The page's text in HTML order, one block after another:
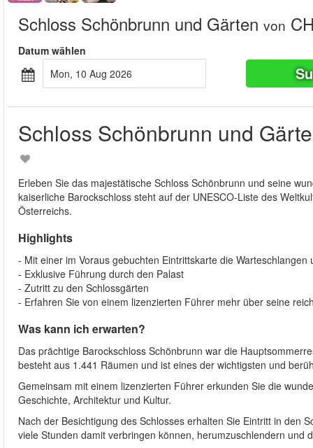
Schloss Schönbrunn und Gärten von
Datum wählen
Mon, 10 Aug 2026
Schloss Schönbrunn und
Erleben Sie das majestätische Schloss Schönbrunn und seine
kaiserliche Barockschloss steht auf der UNESCO-Liste des
Österreichs.
Highlights
- Mit einer im Voraus gebuchten Eintrittskarte die Warteschlangen
- Exklusive Führung durch den Palast
- Zutritt zu den Schlossgärten
- Erfahren Sie von einem lizenzierten Führer mehr über seine
Was kann ich erwarten?
Das prächtige Barockschloss Schönbrunn war die
besteht aus 1.441 Räumen und ist eines der wichtigsten und
Gemeinsam mit einem lizenzierten Führer erkunden Sie die
Geschichte, Architektur und Kultur.
Nach der Besichtigung des Schlosses erhalten Sie Eintritt in den
viele Stunden damit verbringen können, herumzuschlendern und